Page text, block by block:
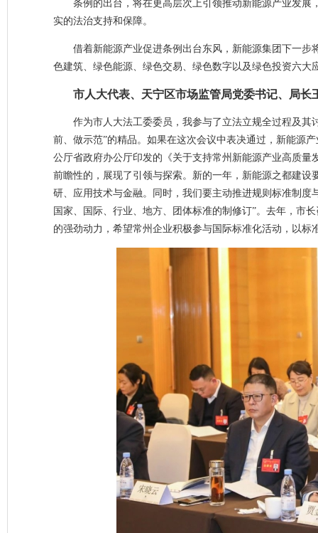
条例的出台，将在更高层次上引领推动新能源产业发
实的法治支持和保障。
借着新能源产业促进条例出台东风，新能源集团下一
色建筑、绿色能源、绿色交易、绿色数字以及绿色投资六
市人大代表、天宁区市场监管局党委书记、局长
作为市人大法工委委员，我参与了立法立规全过程及
前、做示范”的精品。如果在这次会议中表决通过，新能源
公厅省政府办公厅印发的《关于支持常州新能源产业高质
前瞻性的，展现了引领与探索。新的一年，新能源之都建
研、应用技术与金融。同时，我们要主动推进规则标准制
国家、国际、行业、地方、团体标准的制修订”。去年，市
的强劲动力，希望常州企业积极参与国际标准化活动，以